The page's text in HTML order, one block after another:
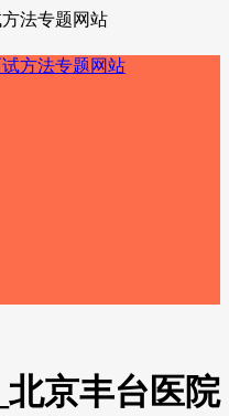
法专题网站
北京丰台医院